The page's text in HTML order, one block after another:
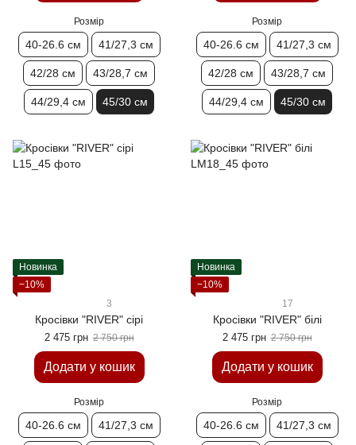
Розмір
40-26.6 см 41/27,3 см
42/28 см 43/28,7 см
44/29,4 см 45/30 см
Розмір
40-26.6 см 41/27,3 см
42/28 см 43/28,7 см
44/29,4 см 45/30 см
Новинка
−10%
3
Кросівки "RIVER" сірі
2 475 грн 2 750 грн
Додати у кошик
Розмір
40-26.6 см 41/27,3 см
Новинка
−10%
17
Кросівки "RIVER" білі
2 475 грн 2 750 грн
Додати у кошик
Розмір
40-26.6 см 41/27,3 см